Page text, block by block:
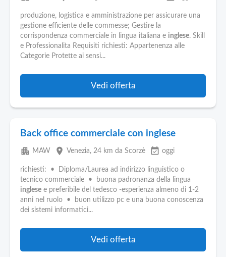
produzione, logistica e amministrazione per assicurare una
gestione efficiente delle commesse; Gestire la
corrispondenza commerciale in lingua italiana e inglese. Skill
e Professionalita Requisiti richiesti: Appartenenza alle
Categorie Protette ai sensi...
Vedi offerta
Back office commerciale con inglese
apartment MAW place Venezia, 24 km da Scorzè event_available oggi
richiesti: • Diploma/Laurea ad indirizzo linguistico o
tecnico commerciale • buona padronanza della lingua
inglese e preferibile del tedesco -esperienza almeno di 1-2
anni nel ruolo • buon utilizzo pc e una buona conoscenza
dei sistemi informatici...
Vedi offerta